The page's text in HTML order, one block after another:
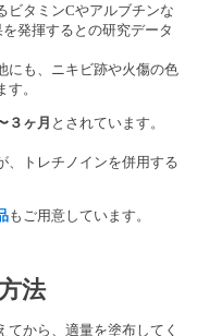
ビタミンCやアルブチンな
発揮するとの研究データ
にも、ニキビ跡や火傷の色
。
３ヶ月 とされています。
、トレチノインを併用する
もご用意しています。
法
てから、適量を塗布してく